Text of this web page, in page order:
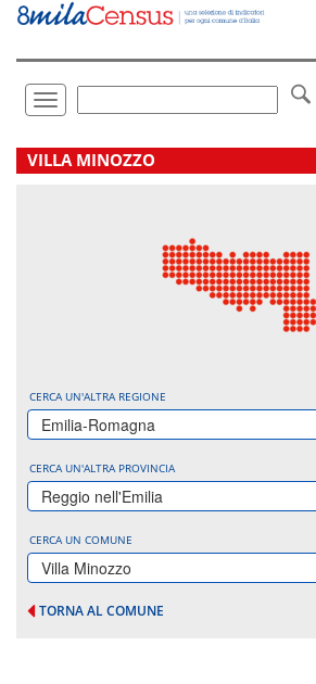
Vai
direttamente
Toggle
navigation
.
VILLA MINOZZO
CERCA UN'ALTRA REGIONE
Emilia-Romagna
CERCA UN'ALTRA PROVINCIA
Reggio nell'Emilia
CERCA UN COMUNE
Villa Minozzo
TORNA AL COMUNE